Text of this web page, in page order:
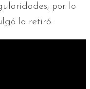
por lo
lo retiró.